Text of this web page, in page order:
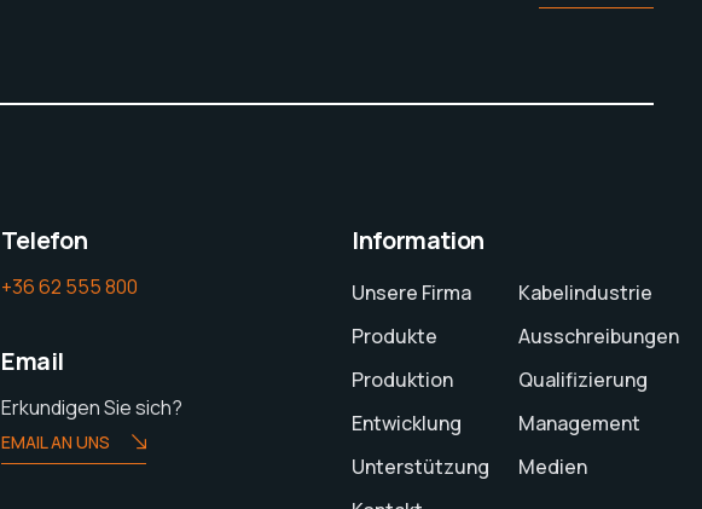
Telefon
+36 62 555 800
Email
Erkundigen Sie sich?
EMAIL AN UNS
Information
Unsere Firma
Produkte
Produktion
Entwicklung
Unterstützung
Kabelindustrie
Ausschreibungen
Qualifizierung
Management
Medien